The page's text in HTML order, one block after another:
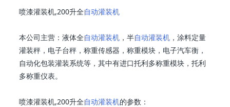
喷漆灌装机,200升全自动灌装机
本公司主营：液体全自动灌装机 ，半自动灌装机 ，涂料定量
灌装秤，电子台秤，称重传感器，称重模块，电子汽车衡，
自动化包装灌装系统等，其中有进口托利多称重模块，托利
多称重仪表。
喷漆灌装机,200升全自动灌装机的参数：